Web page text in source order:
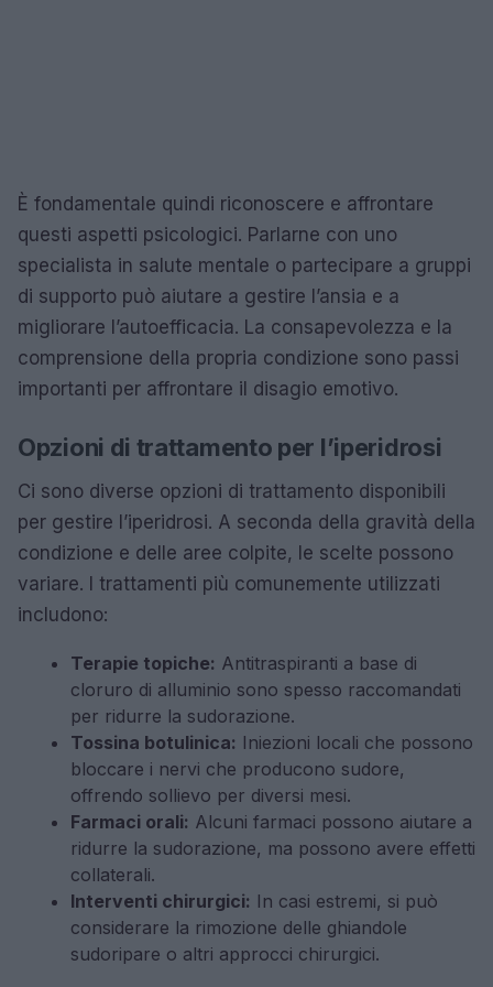
È fondamentale quindi riconoscere e affrontare
questi aspetti psicologici. Parlarne con uno
specialista in salute mentale o partecipare a gruppi
di supporto può aiutare a gestire l’ansia e a
migliorare l’autoefficacia. La consapevolezza e la
comprensione della propria condizione sono passi
importanti per affrontare il disagio emotivo.
Opzioni di trattamento per l’iperidrosi
Ci sono diverse opzioni di trattamento disponibili
per gestire l’iperidrosi. A seconda della gravità della
condizione e delle aree colpite, le scelte possono
variare. I trattamenti più comunemente utilizzati
includono:
Terapie topiche: Antitraspiranti a base di
cloruro di alluminio sono spesso raccomandati
per ridurre la sudorazione.
Tossina botulinica: Iniezioni locali che possono
bloccare i nervi che producono sudore,
offrendo sollievo per diversi mesi.
Farmaci orali: Alcuni farmaci possono aiutare a
ridurre la sudorazione, ma possono avere effetti
collaterali.
Interventi chirurgici: In casi estremi, si può
considerare la rimozione delle ghiandole
sudoripare o altri approcci chirurgici.